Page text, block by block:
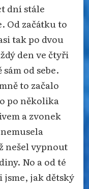
dní stále
Od začátku to
tak po dvou
den ve čtyři
od sebe.
to začalo
po několika
a zvonek
nešel vypnout
No a od té
jsme, jak dětský